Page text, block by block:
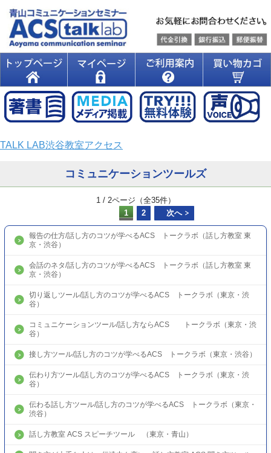
TALK LAB渋谷教室アクセス
コミュニケーションツールズ
1 / 2ページ（全35件）
1
2 次へ
報告の仕方/話し方のコツが学べるACS トークラボ（話し方教室 東
京・渋谷）
会話のネタ/話し方のコツが学べるACS トークラボ（話し方教室 東
京・渋谷）
切り返しツール/話し方のコツが学べるACS トークラボ（東京・渋
谷）
コミュニケーションツール/話し方ならACS トークラボ（東京・渋
谷）
接し方ツール/話し方のコツが学べるACS トークラボ（東京・渋谷）
伝わり方ツール/話し方のコツが学べるACS トークラボ（東京・渋
谷）
伝わる話し方ツール/話し方のコツが学べるACS トークラボ（東京・
渋谷）
話し方教室 ACS スピーチツール （東京・青山）